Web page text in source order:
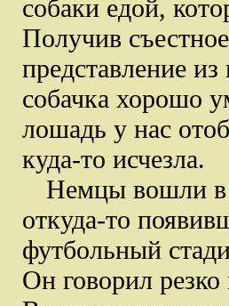
собаки едой,
Получив
представление
собачка хорошо
лошадь у нас
куда-то исчезла.
Немцы вошли в
откуда-то
футбольный
Он говорил резко